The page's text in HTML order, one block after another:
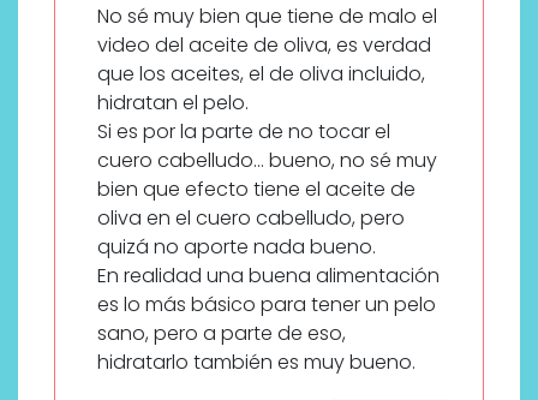
No sé muy bien que tiene de malo el
video del aceite de oliva, es verdad
que los aceites, el de oliva incluido,
hidratan el pelo.
Si es por la parte de no tocar el
cuero cabelludo… bueno, no sé muy
bien que efecto tiene el aceite de
oliva en el cuero cabelludo, pero
quizá no aporte nada bueno.
En realidad una buena alimentación
es lo más básico para tener un pelo
sano, pero a parte de eso,
hidratarlo también es muy bueno.